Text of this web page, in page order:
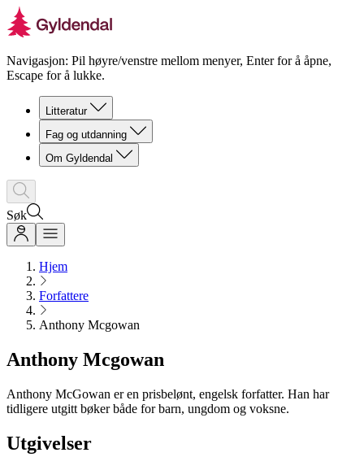
Navigasjon: Pil høyre/venstre mellom menyer, Enter for å åpne,
Escape for å lukke.
Litteratur
Fag og utdanning
Om Gyldendal
Søk
Hjem
Forfattere
Anthony Mcgowan
Anthony Mcgowan
Anthony McGowan er en prisbelønt, engelsk forfatter. Han har
tidligere utgitt bøker både for barn, ungdom og voksne.
Utgivelser